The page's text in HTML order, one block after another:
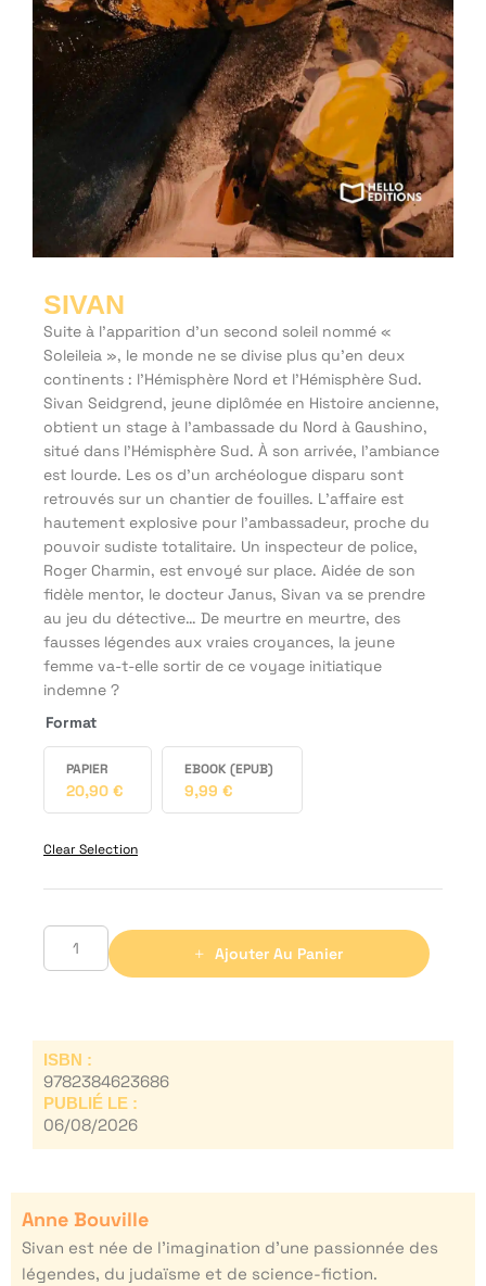
SIVAN
Suite à l’apparition d’un second soleil nommé «
Soleileia », le monde ne se divise plus qu’en deux
continents : l’Hémisphère Nord et l’Hémisphère Sud.
Sivan Seidgrend, jeune diplômée en Histoire ancienne,
obtient un stage à l’ambassade du Nord à Gaushino,
situé dans l’Hémisphère Sud. À son arrivée, l’ambiance
est lourde. Les os d’un archéologue disparu sont
retrouvés sur un chantier de fouilles. L’affaire est
hautement explosive pour l’ambassadeur, proche du
pouvoir sudiste totalitaire. Un inspecteur de police,
Roger Charmin, est envoyé sur place. Aidée de son
fidèle mentor, le docteur Janus, Sivan va se prendre
au jeu du détective… De meurtre en meurtre, des
fausses légendes aux vraies croyances, la jeune
femme va-t-elle sortir de ce voyage initiatique
indemne ?
Format
PAPIER
20,90 €
EBOOK (EPUB)
9,99 €
Clear Selection
Ajouter Au Panier
ISBN :
9782384623686
PUBLIÉ LE :
06/08/2026
Anne Bouville
Sivan est née de l’imagination d’une passionnée des
légendes, du judaïsme et de science-fiction.